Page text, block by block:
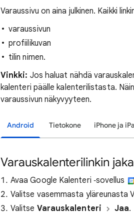
Varaussivu on aina julkinen. Kaikki
varaussivun
profiilikuvan
tilin nimen.
Vinkki: Jos haluat nähdä
kalenteri päälle kalenterilistasta.
varaussivun näkyvyyteen.
Android Tietokone iPhone ja
Varauskalenterilinkin
Avaa Google Kalenteri ‑sovellus
Valitse vasemmasta yläreunasta
Valitse Varauskalenteri Jaa.